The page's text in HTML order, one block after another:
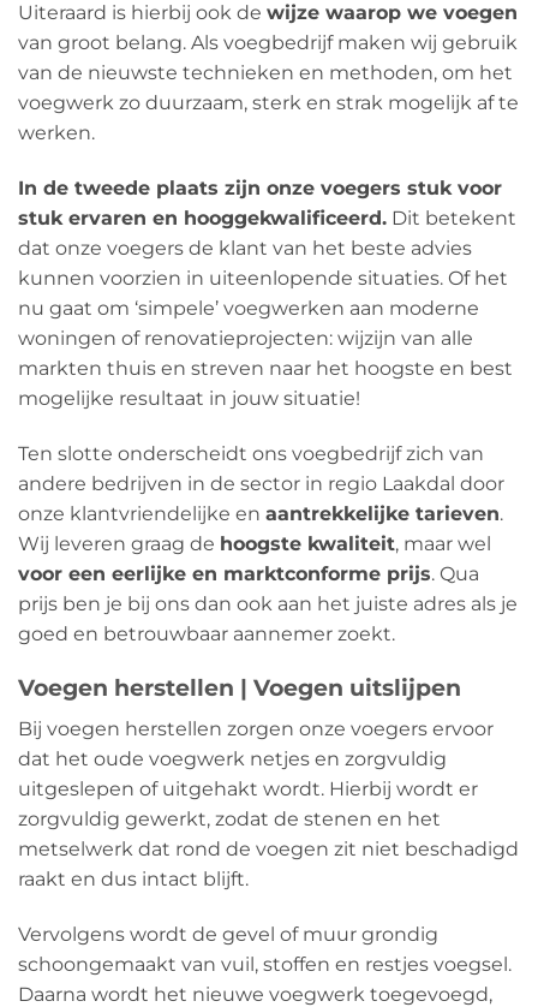
Uiteraard is hierbij ook de wijze waarop we voegen
van groot belang. Als voegbedrijf maken wij gebruik
van de nieuwste technieken en methoden, om het
voegwerk zo duurzaam, sterk en strak mogelijk af te
werken.
In de tweede plaats zijn onze voegers stuk voor
stuk ervaren en hooggekwalificeerd. Dit betekent
dat onze voegers de klant van het beste advies
kunnen voorzien in uiteenlopende situaties. Of het
nu gaat om ‘simpele’ voegwerken aan moderne
woningen of renovatieprojecten: wijzijn van alle
markten thuis en streven naar het hoogste en best
mogelijke resultaat in jouw situatie!
Ten slotte onderscheidt ons voegbedrijf zich van
andere bedrijven in de sector in regio Laakdal door
onze klantvriendelijke en aantrekkelijke tarieven.
Wij leveren graag de hoogste kwaliteit, maar wel
voor een eerlijke en marktconforme prijs. Qua
prijs ben je bij ons dan ook aan het juiste adres als je
goed en betrouwbaar aannemer zoekt.
Voegen herstellen | Voegen uitslijpen
Bij voegen herstellen zorgen onze voegers ervoor
dat het oude voegwerk netjes en zorgvuldig
uitgeslepen of uitgehakt wordt. Hierbij wordt er
zorgvuldig gewerkt, zodat de stenen en het
metselwerk dat rond de voegen zit niet beschadigd
raakt en dus intact blijft.
Vervolgens wordt de gevel of muur grondig
schoongemaakt van vuil, stoffen en restjes voegsel.
Daarna wordt het nieuwe voegwerk toegevoegd,